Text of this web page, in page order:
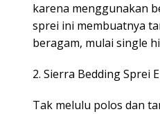
karena menggunakan
sprei ini membuatnya
beragam, mulai single
2. Sierra Bedding Sprei
Tak melulu polos dan